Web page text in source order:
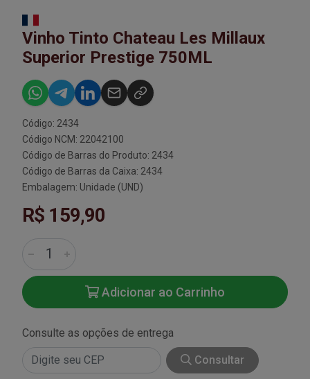
Vinho Tinto Chateau Les Millaux
Superior Prestige 750ML
Código: 2434
Código NCM: 22042100
Código de Barras do Produto: 2434
Código de Barras da Caixa: 2434
Embalagem: Unidade (UND)
R$ 159,90
Adicionar ao Carrinho
Consulte as opções de entrega
Consultar